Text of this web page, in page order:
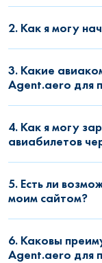
2. Как я могу
3. Какие
Agent.aero для
4. Как я могу
авиабилетов
5. Есть ли
моим сайтом?
6. Каковы
Agent.aero для